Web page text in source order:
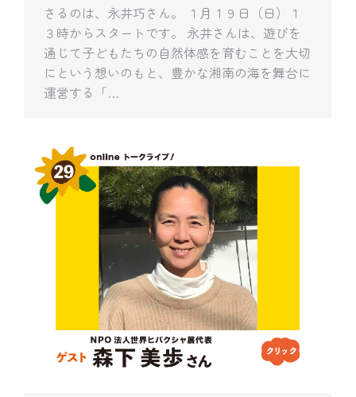
さるのは、永井巧さん。 １月１９日（日）１
３時からスタートです。 永井さんは、遊びを
通じて子どもたちの自然体感を育むことを大切
にという想いのもと、豊かな湘南の海を舞台に
運営する「…